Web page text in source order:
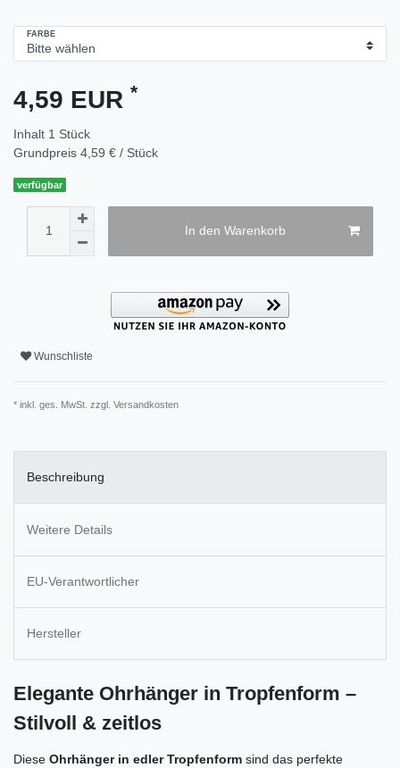
FARBE
4,59 EUR *
Inhalt 1 Stück
Grundpreis 4,59 € / Stück
verfügbar
In den Warenkorb
Wunschliste
* inkl. ges. MwSt. zzgl. Versandkosten
Beschreibung
Weitere Details
EU-Verantwortlicher
Hersteller
Elegante Ohrhänger in Tropfenform –
Stilvoll & zeitlos
Diese Ohrhänger in edler Tropfenform sind das perfekte